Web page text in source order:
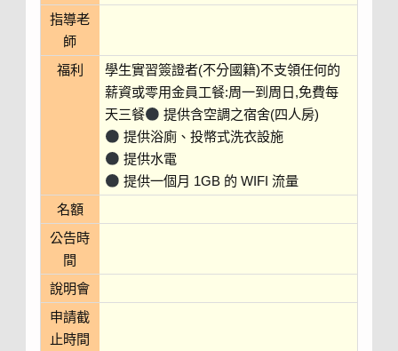
指導老
師
福利
學生實習簽證者(不分國籍)不支領任何的
薪資或零用金員工餐:周一到周日,免費每
天三餐
提供含空調之宿舍(四人房)
提供浴廁、投幣式洗衣設施
提供水電
提供一個月 1GB 的 WIFI 流量
名額
公告時
間
說明會
申請截
止時間